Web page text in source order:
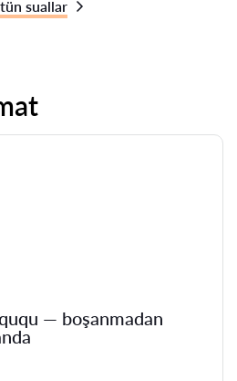
suallar
— boşanmadan